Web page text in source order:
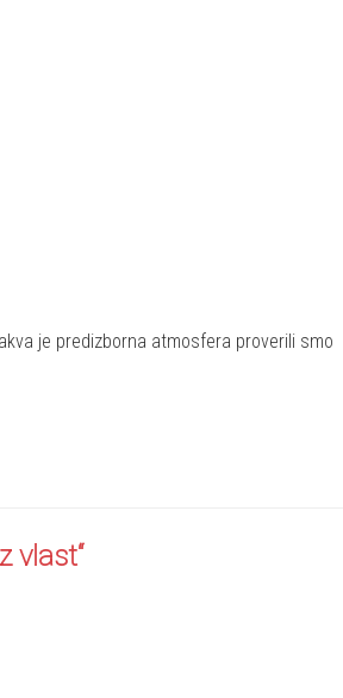
je predizborna atmosfera proverili smo
vlast“